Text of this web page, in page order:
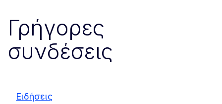
Γρήγορες
συνδέσεις
Ειδήσεις